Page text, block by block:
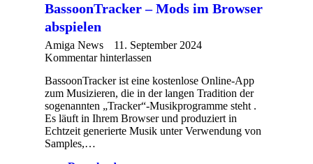
BassoonTracker – Mods im Browser
abspielen
Amiga News
11. September 2024
Kommentar hinterlassen
BassoonTracker ist eine kostenlose Online-App
zum Musizieren, die in der langen Tradition der
sogenannten „Tracker“-Musikprogramme steht .
Es läuft in Ihrem Browser und produziert in
Echtzeit generierte Musik unter Verwendung von
Samples,…